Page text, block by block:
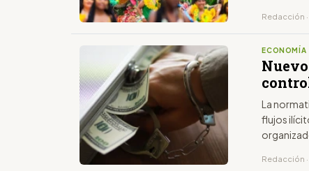
Redacción
ECONOMÍA
La
flujos
Redacción